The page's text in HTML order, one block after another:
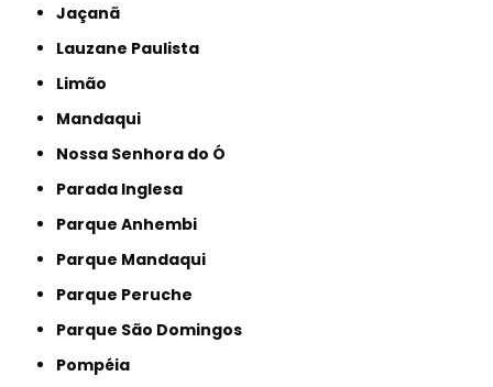
Jaçanã
Lauzane Paulista
Limão
Mandaqui
Nossa Senhora do Ó
Parada Inglesa
Parque Anhembi
Parque Mandaqui
Parque Peruche
Parque São Domingos
Pompéia